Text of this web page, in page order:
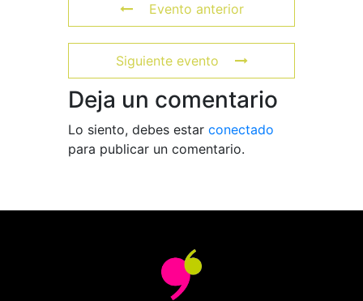
Evento anterior
Siguiente evento
Deja un comentario
Lo siento, debes estar conectado
para publicar un comentario.